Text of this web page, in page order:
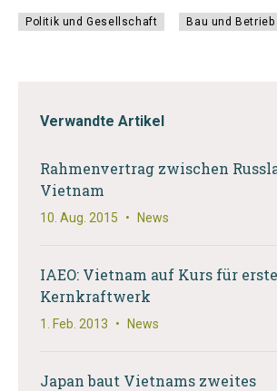
Politik und Gesellschaft Bau und Betrieb
Verwandte Artikel
Rahmenvertrag zwischen
Vietnam
10. Aug. 2015 • News
IAEO: Vietnam auf Kurs für
Kernkraftwerk
1. Feb. 2013 • News
Japan baut Vietnams zweites